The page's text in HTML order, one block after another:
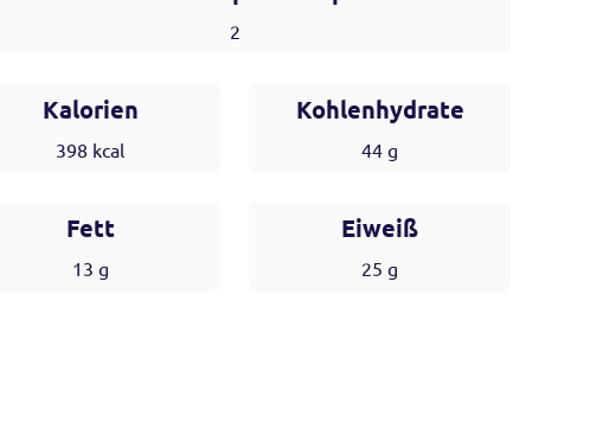
2
Kalorien
398 kcal
Kohlenhydrate
44 g
Fett
13 g
Eiweiß
25 g